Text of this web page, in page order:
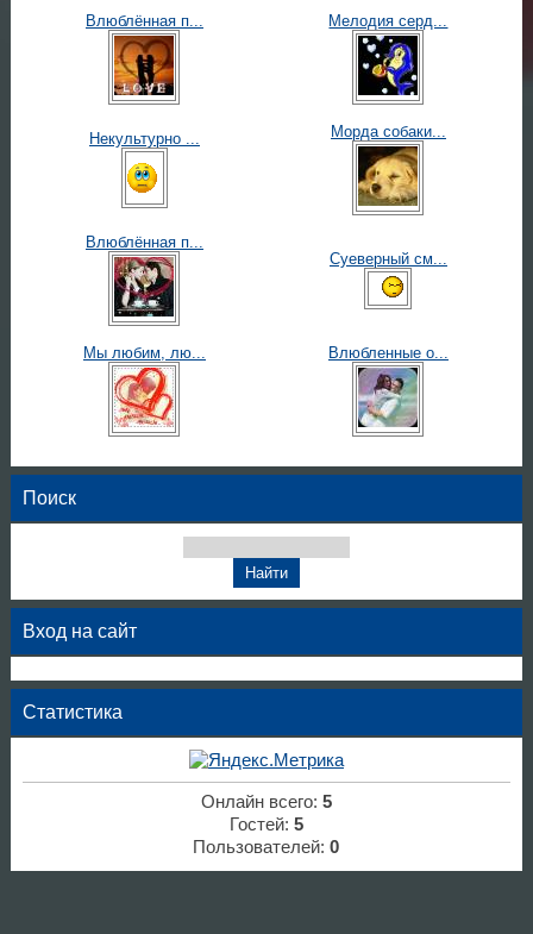
Влюблённая п... Мелодия серд...
Некультурно ... Морда собаки...
Влюблённая п...
Суеверный см...
Мы любим, лю... Влюбленные о...
Поиск
Вход на сайт
Статистика
Онлайн всего: 5
Гостей: 5
Пользователей:0